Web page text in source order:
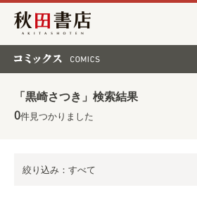
秋田書店
「黒崎さつき」検索結果
0件見つかりました
絞り込み：すべて